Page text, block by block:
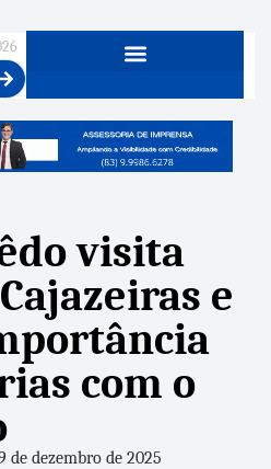
visita
e
com o
de dezembro de 2025